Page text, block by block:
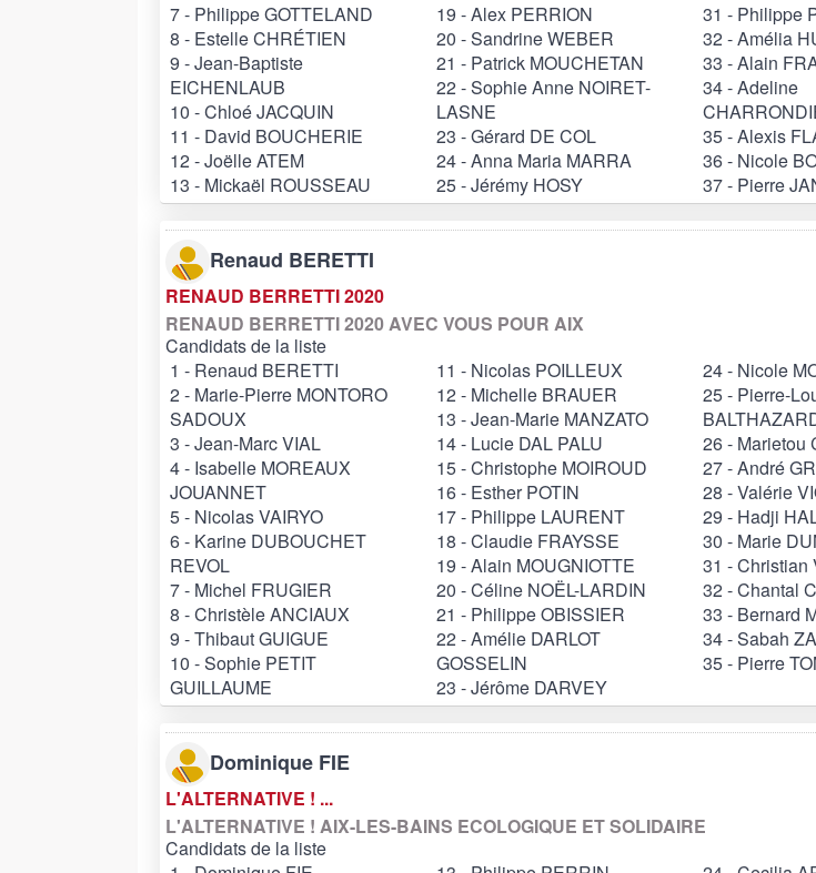
7 - Philippe GOTTELAND
8 - Estelle CHRÉTIEN
9 - Jean-Baptiste
EICHENLAUB
10 - Chloé JACQUIN
11 - David BOUCHERIE
12 - Joëlle ATEM
13 - Mickaël ROUSSEAU
19 - Alex PERRION
20 - Sandrine WEBER
21 - Patrick MOUCHETAN
22 - Sophie Anne NOIRET-
LASNE
23 - Gérard DE COL
24 - Anna Maria MARRA
25 - Jérémy HOSY
31 - Philippe
32 - Amélia
33 - Alain
34 - Adeline
35 - Alexis
36 - Nicole
37 - Pierre
Renaud BERETTI
RENAUD BERRETTI 2020
RENAUD BERRETTI 2020 AVEC VOUS POUR AIX
Candidats de la liste
1 - Renaud BERETTI
2 - Marie-Pierre MONTORO
SADOUX
3 - Jean-Marc VIAL
4 - Isabelle MOREAUX
JOUANNET
5 - Nicolas VAIRYO
6 - Karine DUBOUCHET
REVOL
7 - Michel FRUGIER
8 - Christèle ANCIAUX
9 - Thibaut GUIGUE
10 - Sophie PETIT
GUILLAUME
11 - Nicolas POILLEUX
12 - Michelle BRAUER
13 - Jean-Marie MANZATO
14 - Lucie DAL PALU
15 - Christophe MOIROUD
16 - Esther POTIN
17 - Philippe LAURENT
18 - Claudie FRAYSSE
19 - Alain MOUGNIOTTE
20 - Céline NOËL-LARDIN
21 - Philippe OBISSIER
22 - Amélie DARLOT
GOSSELIN
23 - Jérôme DARVEY
24 - Nicole
25 - Pierre-
26 - Marietou
27 - André
28 - Valérie
29 - Hadji
30 - Marie
31 - Christian
32 - Chantal
33 - Bernard
34 - Sabah
35 - Pierre
Dominique FIE
L'ALTERNATIVE ! ...
L'ALTERNATIVE ! AIX-LES-BAINS ECOLOGIQUE ET SOLIDAIRE
Candidats de la liste